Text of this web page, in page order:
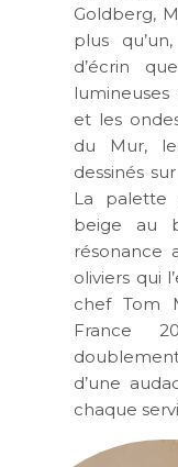
Goldberg,
plus
d’écrin
et les
du Mur,
dessinés
La palette
beige au
résonance
oliviers qui
chef Tom
France
d’une
chaque